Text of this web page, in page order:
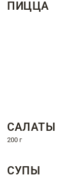
ПИЦЦА
САЛАТЫ
200 г
СУПЫ